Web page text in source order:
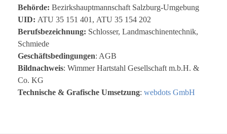
Behörde: Bezirkshauptmannschaft Salzburg-Umgebung
UID: ATU 35 151 401, ATU 35 154 202
Berufsbezeichnung: Schlosser, Landmaschinentechnik,
Schmiede
Geschäftsbedingungen: AGB
Bildnachweis: Wimmer Hartstahl Gesellschaft m.b.H. &
Co. KG
Technische & Grafische Umsetzung: webdots GmbH